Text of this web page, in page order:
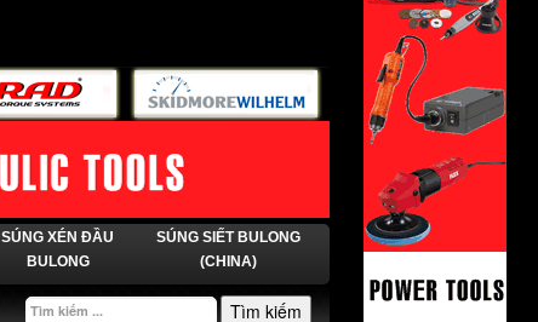
SÚNG XÉN ĐẦU
BULONG
SÚNG SIẾT BULONG
(CHINA)
Tìm kiếm